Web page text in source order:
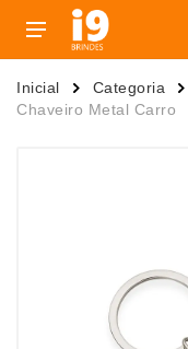
Inicial Categoria
Chaveiro Metal Carro